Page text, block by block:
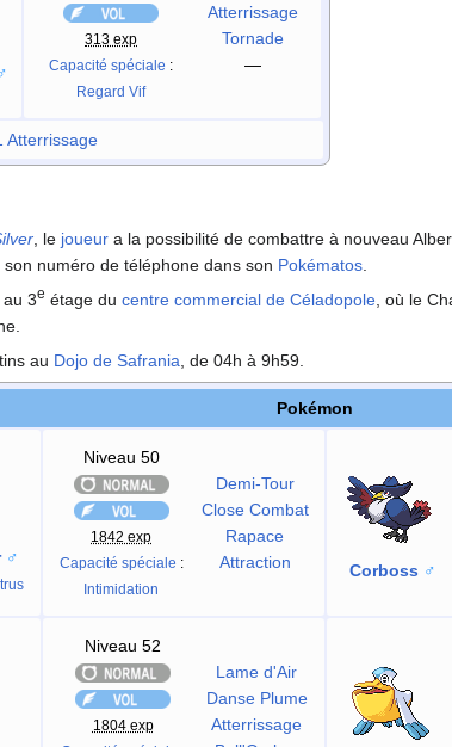
313 exp
Capacité spéciale :
Regard Vif
Atterrissage
Tornade
—
Atterrissage
, le joueur a la possibilité de combattre à nouveau
numéro de téléphone dans son Pokématos
3e étage du centre commercial de Céladopole , où le
au Dojo de Safrania , de 04h à 9h59.
Pokémon
♂
Niveau 50
1842 exp
Capacité spéciale :
Intimidation
Demi-Tour
Close Combat
Rapace
Attraction
Corboss ♂
Niveau 52
1804 exp
Lame d'Air
Danse Plume
Atterrissage